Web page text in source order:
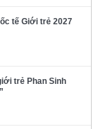
tế Giới trẻ 2027
trẻ Phan Sinh